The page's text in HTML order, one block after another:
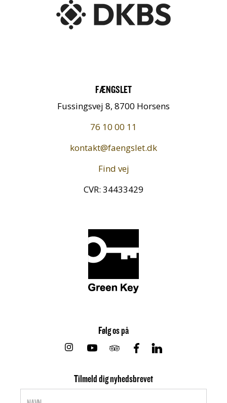
FÆNGSLET
Fussingsvej 8, 8700 Horsens
76 10 00 11
kontakt@faengslet.dk
Find vej
CVR: 34433429
Følg os på
Instagram
YoutubeTripadvisor
FacebookLinkedin
Tilmeld dig nyhedsbrevet